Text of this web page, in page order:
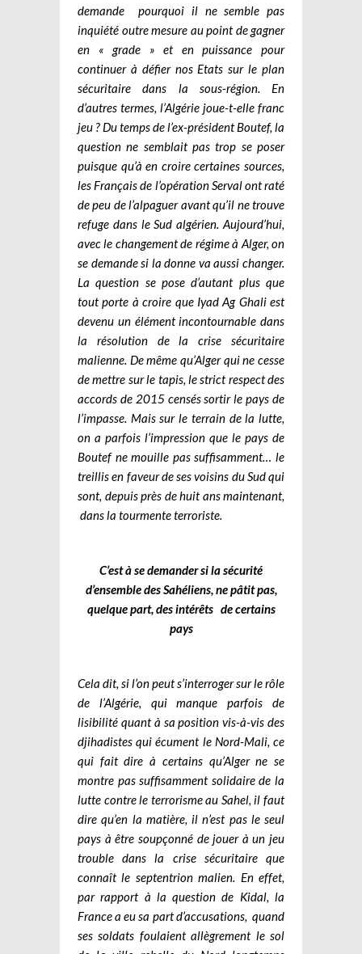
demande pourquoi il ne semble pas
inquiété outre mesure au point de gagner
en « grade » et en puissance pour
continuer à défier nos Etats sur le plan
sécuritaire dans la sous-région. En
d’autres termes, l’Algérie joue-t-elle franc
jeu ? Du temps de l’ex-président Boutef, la
question ne semblait pas trop se poser
puisque qu’à en croire certaines sources,
les Français de l’opération Serval ont raté
de peu de l’alpaguer avant qu’il ne trouve
refuge dans le Sud algérien. Aujourd’hui,
avec le changement de régime à Alger, on
se demande si la donne va aussi changer.
La question se pose d’autant plus que
tout porte à croire que Iyad Ag Ghali est
devenu un élément incontournable dans
la résolution de la crise sécuritaire
malienne. De même qu’Alger qui ne cesse
de mettre sur le tapis, le strict respect des
accords de 2015 censés sortir le pays de
l’impasse. Mais sur le terrain de la lutte,
on a parfois l’impression que le pays de
Boutef ne mouille pas suffisamment… le
treillis en faveur de ses voisins du Sud qui
sont, depuis près de huit ans maintenant,
dans la tourmente terroriste.
C’est à se demander si la sécurité
d’ensemble des Sahéliens, ne pâtit pas,
quelque part, des intérêts de certains
pays
Cela dit, si l’on peut s’interroger sur le rôle
de l’Algérie, qui manque parfois de
lisibilité quant à sa position vis-à-vis des
djihadistes qui écument le Nord-Mali, ce
qui fait dire à certains qu’Alger ne se
montre pas suffisamment solidaire de la
lutte contre le terrorisme au Sahel, il faut
dire qu’en la matière, il n’est pas le seul
pays à être soupçonné de jouer à un jeu
trouble dans la crise sécuritaire que
connaît le septentrion malien. En effet,
par rapport à la question de Kidal, la
France a eu sa part d’accusations, quand
ses soldats foulaient allègrement le sol